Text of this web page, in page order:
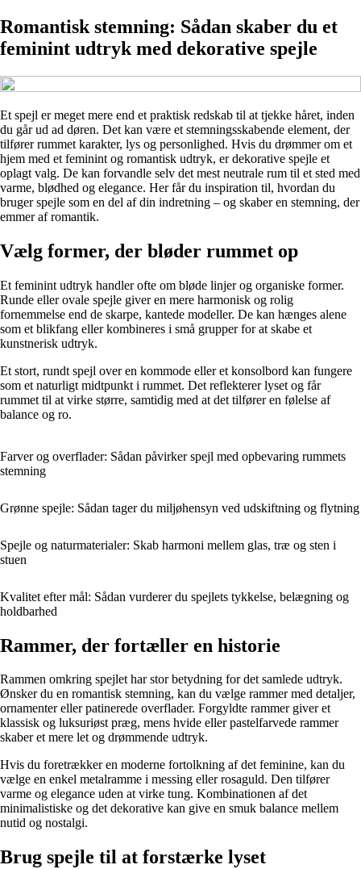
Romantisk stemning: Sådan skaber du et
feminint udtryk med dekorative spejle
Et spejl er meget mere end et praktisk redskab til at tjekke håret, inden
du går ud ad døren. Det kan være et stemningsskabende element, der
tilfører rummet karakter, lys og personlighed. Hvis du drømmer om et
hjem med et feminint og romantisk udtryk, er dekorative spejle et
oplagt valg. De kan forvandle selv det mest neutrale rum til et sted med
varme, blødhed og elegance. Her får du inspiration til, hvordan du
bruger spejle som en del af din indretning – og skaber en stemning, der
emmer af romantik.
Vælg former, der bløder rummet op
Et feminint udtryk handler ofte om bløde linjer og organiske former.
Runde eller ovale spejle giver en mere harmonisk og rolig
fornemmelse end de skarpe, kantede modeller. De kan hænges alene
som et blikfang eller kombineres i små grupper for at skabe et
kunstnerisk udtryk.
Et stort, rundt spejl over en kommode eller et konsolbord kan fungere
som et naturligt midtpunkt i rummet. Det reflekterer lyset og får
rummet til at virke større, samtidig med at det tilfører en følelse af
balance og ro.
Farver og overflader: Sådan påvirker spejl med opbevaring rummets
stemning
Grønne spejle: Sådan tager du miljøhensyn ved udskiftning og flytning
Spejle og naturmaterialer: Skab harmoni mellem glas, træ og sten i
stuen
Kvalitet efter mål: Sådan vurderer du spejlets tykkelse, belægning og
holdbarhed
Rammer, der fortæller en historie
Rammen omkring spejlet har stor betydning for det samlede udtryk.
Ønsker du en romantisk stemning, kan du vælge rammer med detaljer,
ornamenter eller patinerede overflader. Forgyldte rammer giver et
klassisk og luksuriøst præg, mens hvide eller pastelfarvede rammer
skaber et mere let og drømmende udtryk.
Hvis du foretrækker en moderne fortolkning af det feminine, kan du
vælge en enkel metalramme i messing eller rosaguld. Den tilfører
varme og elegance uden at virke tung. Kombinationen af det
minimalistiske og det dekorative kan give en smuk balance mellem
nutid og nostalgi.
Brug spejle til at forstærke lyset